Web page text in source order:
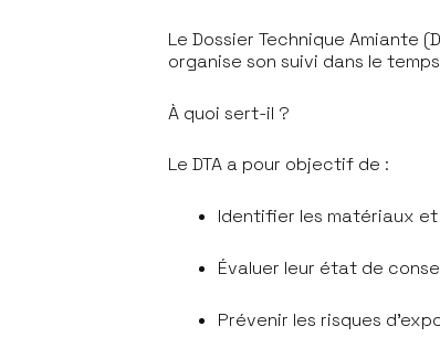
Le Dossier Technique Amiante
organise son suivi dans le
À quoi sert-il ?
Le DTA a pour objectif de :
Identifier les matériaux
Évaluer leur état de
Prévenir les risques